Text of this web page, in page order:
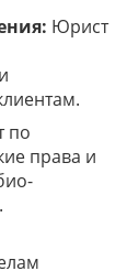
Юрист
по
права и